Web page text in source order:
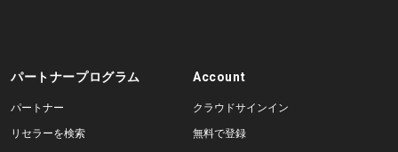
無料トライアル
営業担当 :
パートナープログラム
パートナー
リセラーを検索
Account
クラウドサインイン
無料で登録